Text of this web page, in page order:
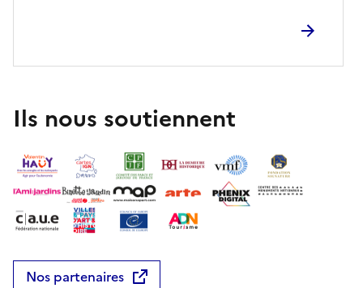
Ils nous soutiennent
Nos partenaires